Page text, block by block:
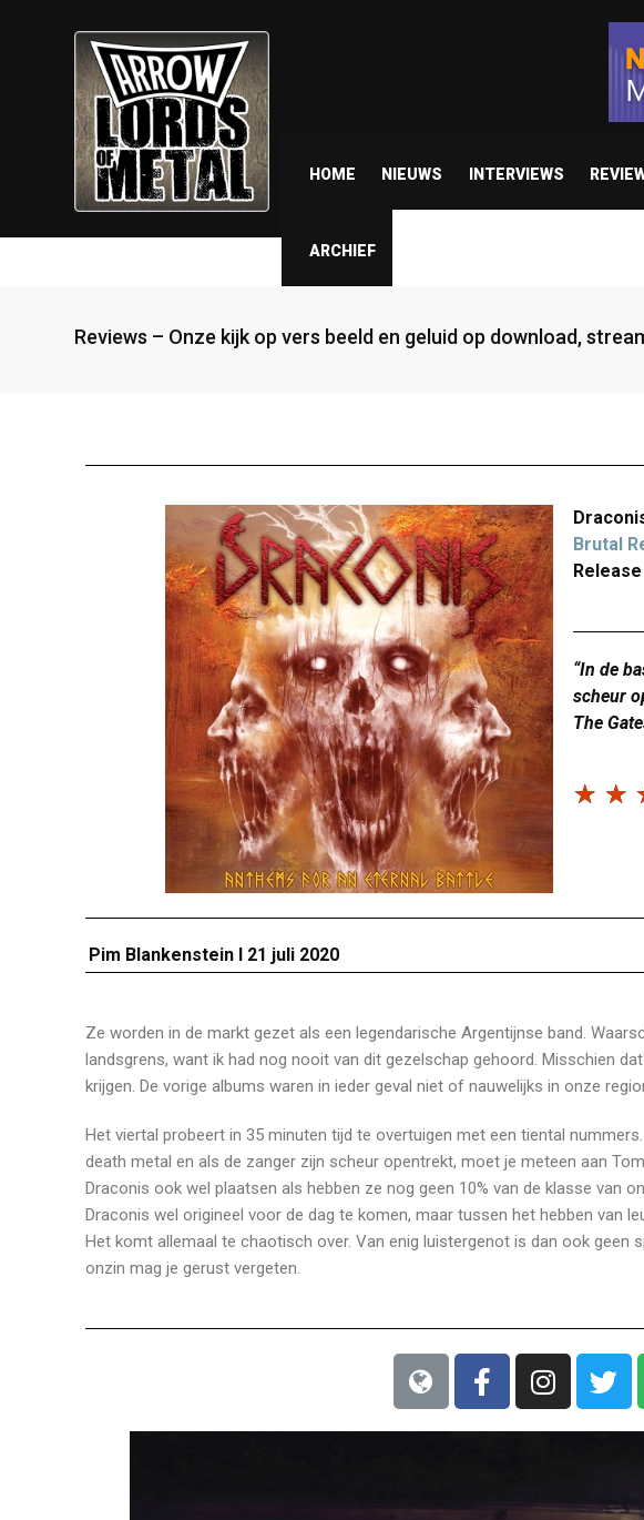
HOME NIEUWS INTERVIEWS
ARCHIEF
Reviews – Onze kijk op vers beeld en geluid op download,
Brutal
“In de
scheur
The
☆ ☆
Pim Blankenstein I 21 juli 2020
Ze worden in de markt gezet als een legendarische Argentijnse band.
landsgrens, want ik had nog nooit van dit gezelschap gehoord. Misschien
krijgen. De vorige albums waren in ieder geval niet of nauwelijks in onze
Het viertal probeert in 35 minuten tijd te overtuigen met een tiental
death metal en als de zanger zijn scheur opentrekt, moet je meteen aan
Draconis ook wel plaatsen als hebben ze nog geen 10% van de klasse van
Draconis wel origineel voor de dag te komen, maar tussen het hebben van
Het komt allemaal te chaotisch over. Van enig luistergenot is dan ook geen
onzin mag je gerust vergeten.